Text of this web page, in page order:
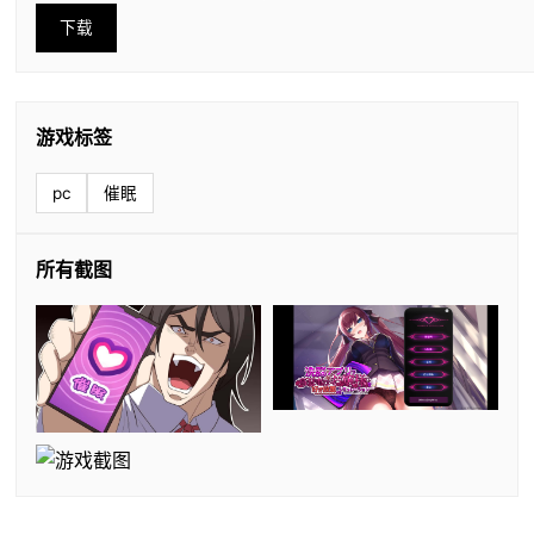
下载
游戏标签
pc 催眠
所有截图